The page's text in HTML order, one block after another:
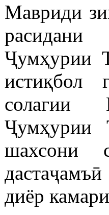
Мавриди
Ҷумҳурии
солагии
Ҷумҳурии
шахсони
диёр